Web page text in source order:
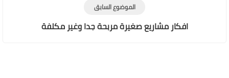
الموضوع السابق
افكار مشاريع صغيرة مربحة جدا وغير مكلفة